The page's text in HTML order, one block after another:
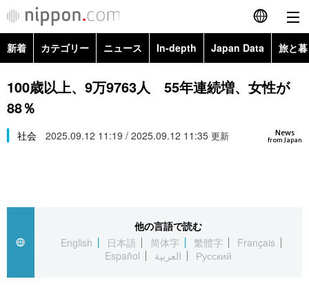
English
简体字
Русский
カテゴリー
経済・ビジネス
国際
トップ
アーカイブ
In-depth
Japan Data
新着 カテゴリー ニュース In-depth Japan Data 旅と
政治・外交
経済・ビジネス
Topics
100歳以上、9万9763人 55年連続増、女性が
88％
News
from Japan
社会 2025.09.12 11:19 / 2025.09.12 11:35 更新
他の言語で読む
English
日本語 简体字 繁體字
Français
Español
العربية Русский